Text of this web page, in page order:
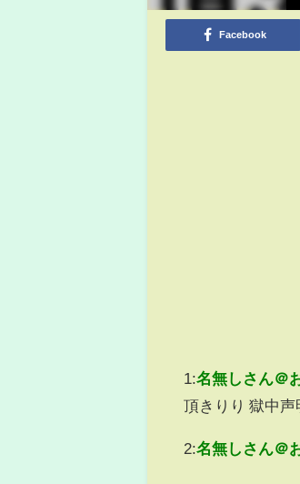
Facebook
1:名無しさん＠
頂きりり 獄中
2:名無しさん＠